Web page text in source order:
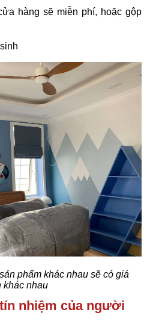
hàng sẽ miễn phí, hoặc gộp
phẩm khác nhau sẽ có giá
khác nhau
nhiệm của người